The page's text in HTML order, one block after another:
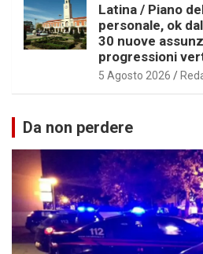
Latina / Piano
personale, ok
30 nuove
progressioni
5 Agosto 2026
Da non perdere